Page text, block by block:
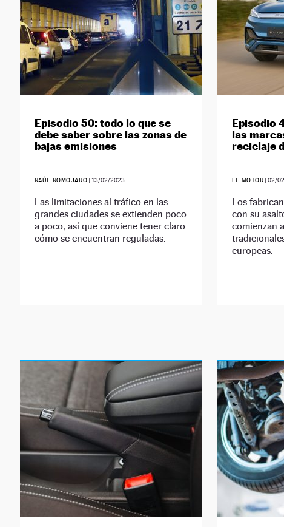
Episodio 50: todo lo que se
debe saber sobre las zonas de
bajas emisiones
RAÚL ROMOJARO | 13/02/2023
Las limitaciones al tráfico en las
grandes ciudades se extienden poco
a poco, así que conviene tener claro
cómo se encuentran reguladas.
Episodio
las
reciclaje
EL MOTOR |02/
Los
con su
comienzan
europeas.